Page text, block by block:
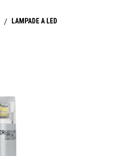
/ LAMPADE A LED